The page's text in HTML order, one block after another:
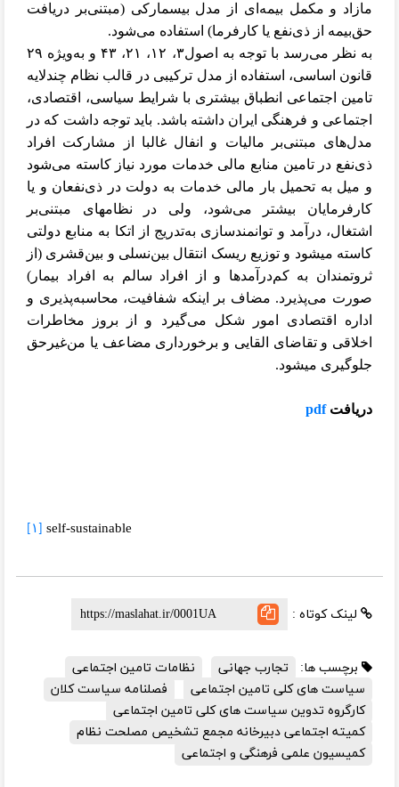
مازاد و مکمل بیمه‌ای از مدل بیسمارکی (مبتنی‌بر دریافت
حقبیمه از ذی‌نفع یا کارفرما) استفاده می‌شود.
به نظر می‌رسد با توجه به اصول۳، ۱۲، ۲۱، ۴۳ و به‌ویژه ۲۹
قانون اساسی، استفاده از مدل ترکیبی در قالب نظام چندلایه
تامین اجتماعی انطباق بیشتری با شرایط سیاسی، اقتصادی،
اجتماعی و فرهنگی ایران داشته باشد. باید توجه داشت که در
مدل‌های مبتنی‌بر مالیات و انفال غالبا از مشارکت افراد
ذی‌نفع در تامین منابع مالی خدمات مورد نیاز کاسته می‌شود
و میل به تحمیل بار مالی خدمات به دولت در ذی‌نفعان و یا
کارفرمایان بیشتر می‌شود، ولی در نظامهای مبتنی‌بر
اشتغال، درآمد و توانمندسازی به‌تدریج از اتکا به منابع دولتی
کاسته میشود و توزیع ریسک انتقال بین‌نسلی و بین‌قشری (از
ثروتمندان به کم‌درآمدها و از افراد سالم به افراد بیمار)
صورت میپذیرد. مضاف بر اینکه شفافیت، محاسبه‌پذیری و
اداره اقتصادی امور شکل می‌گیرد و از بروز مخاطرات
اخلاقی و تقاضای القایی و برخورداری مضاعف یا من‌غیرحق
جلوگیری میشود.
دریافتpdf
[۱] self-sustainable
لینک کوتاه :
برچسب ها: تجارب جهانی
نظامات تامین اجتماعی
سیاست های کلی تامین اجتماعی
فصلنامه سیاست کلان
کارگروه تدوین سیاست های کلی تامین اجتماعی
کمیته اجتماعی دبیرخانه مجمع تشخیص مصلحت نظام
کمیسیون علمی فرهنگی و اجتماعی